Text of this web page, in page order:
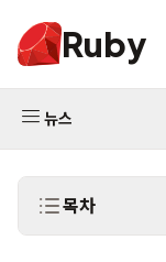
Ruby
뉴스
목차